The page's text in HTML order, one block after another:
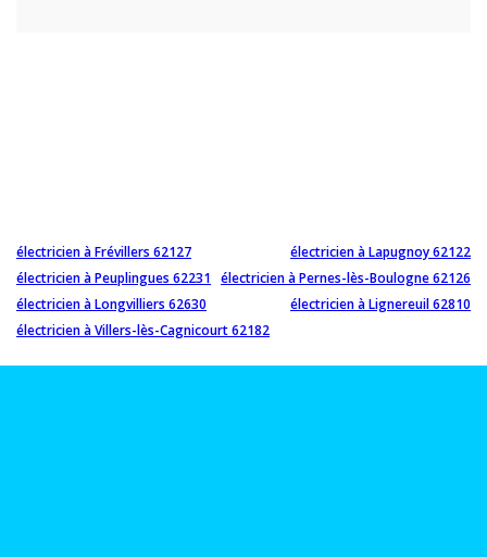
électricien à Frévillers 62127
électricien à Lapugnoy 62122
électricien à Peuplingues 62231 électricien à Pernes-lès-Boulogne 62126
électricien à Longvilliers 62630
électricien à Lignereuil 62810
électricien à Villers-lès-Cagnicourt 62182